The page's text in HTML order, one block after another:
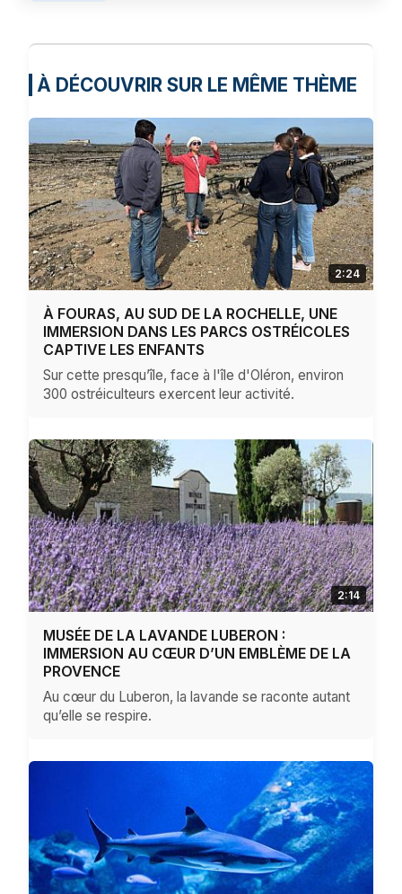
À DÉCOUVRIR SUR LE MÊME THÈME
2:24
À FOURAS, AU SUD DE LA ROCHELLE, UNE
IMMERSION DANS LES PARCS OSTRÉICOLES
CAPTIVE LES ENFANTS
Sur cette presqu’île, face à l'île d'Oléron, environ
300 ostréiculteurs exercent leur activité.
2:14
MUSÉE DE LA LAVANDE LUBERON :
IMMERSION AU CŒUR D’UN EMBLÈME DE LA
PROVENCE
Au cœur du Luberon, la lavande se raconte autant
qu’elle se respire.